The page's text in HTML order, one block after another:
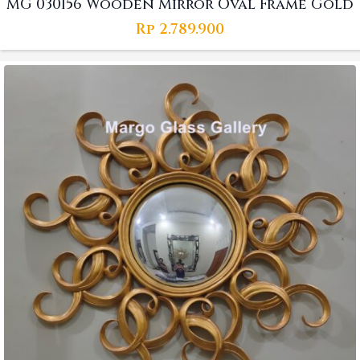
MG 030156 Wooden Mirror Oval Frame Gold
Rp 2.789.900